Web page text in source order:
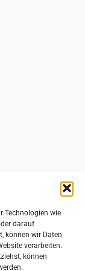
Technologien wie
darauf
können wir Daten
verarbeiten.
können